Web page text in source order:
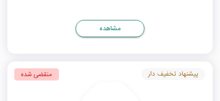
مشاهده
پیشنهاد تخفیف دار منقضی شده